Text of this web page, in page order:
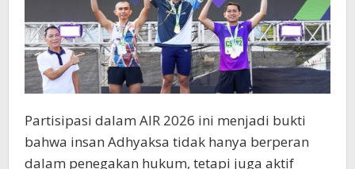
Partisipasi dalam AIR 2026 ini menjadi bukti
bahwa insan Adhyaksa tidak hanya berperan
dalam penegakan hukum, tetapi juga aktif